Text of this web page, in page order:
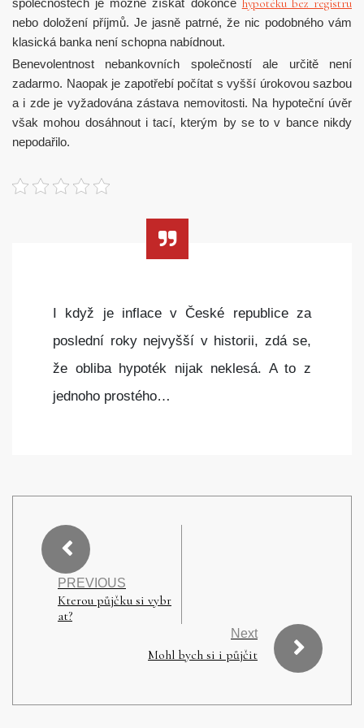
společnostech je možné získat dokonce hypotéku bez registru
nebo doložení příjmů. Je jasně patrné, že nic podobného vám
klasická banka není schopna nabídnout.
Benevolentnost nebankovních společností ale určitě není
zadarmo. Naopak je zapotřebí počítat s vyšší úrokovou sazbou
a i zde je vyžadována zástava nemovitosti. Na hypoteční úvěr
však mohou dosáhnout i tací, kterým by se to v bance nikdy
nepodařilo.
I když je inflace v České republice za
poslední roky nejvyšší v historii, zdá se,
že obliba hypoték nijak neklesá. A to z
jednoho prostého…
PREVIOUS
Kterou půjčku si vybr
at?
Next
Mohl bych si i půjčit